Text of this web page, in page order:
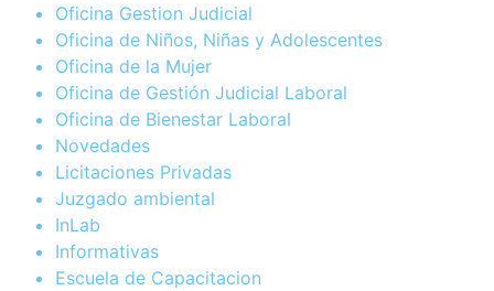
Oficina Gestion Judicial
Oficina de Niños, Niñas y Adolescentes
Oficina de la Mujer
Oficina de Gestión Judicial Laboral
Oficina de Bienestar Laboral
Novedades
Licitaciones Privadas
Juzgado ambiental
InLab
Informativas
Escuela de Capacitacion